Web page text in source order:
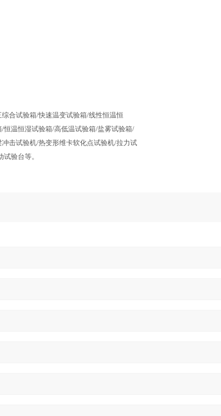
合试验箱/快速温变试验箱/线性恒温恒
温恒湿试验箱/高低温试验箱/盐雾试验箱/
击试验机/热变形维卡软化点试验机/拉力试
试验台等。